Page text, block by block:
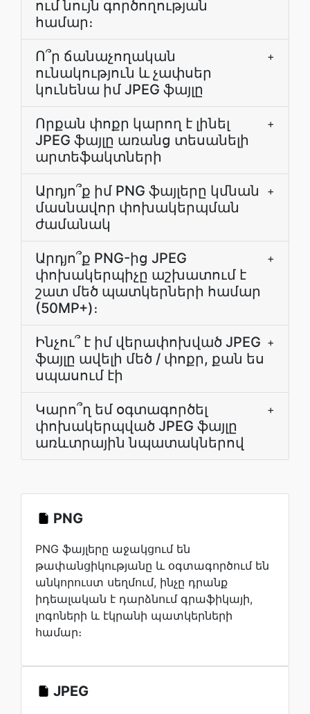
ում նույն գործողության
համար։
Ո՞ր ճանաչողական
ունակություն և չափսեր
կունենա իմ JPEG ֆայլը
+
Որքան փոքր կարող է լինել
JPEG ֆայլը առանց տեսանելի
արտեֆակտների
+
Արդյո՞ք իմ PNG ֆայլերը կմնան
մասնավոր փոխակերպման
ժամանակ
+
Արդյո՞ք PNG-ից JPEG
փոխակերպիչը աշխատում է
շատ մեծ պատկերների համար
(50MP+)։
+
Ինչու՞ է իմ վերափոխված JPEG
ֆայլը ավելի մեծ / փոքր, քան ես
սպասում էի
+
Կարո՞ղ եմ օգտագործել
փոխակերպված JPEG ֆայլը
առևտրային նպատակներով
+
PNG
PNG ֆայլերը աջակցում են
թափանցիկությանը և օգտագործում են
անկորուստ սեղմում, ինչը դրանք
իդեալական է դարձնում գրաֆիկայի,
լոգոների և էկրանի պատկերների
համար։
JPEG